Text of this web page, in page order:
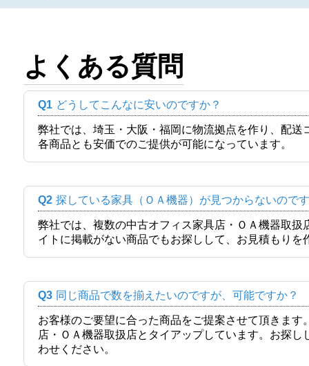
よくある質問
Q1 どうしてこんなに安いのですか？
弊社では、埼玉・大阪・福岡に物流拠点を作り、配
各商品とも安価でのご提供が可能になっています。
Q2 探している家具（ＯＡ機器）が見つからないので
弊社では、複数の中古オフィス家具店・ＯＡ機器取
イトに掲載がない商品でもお探しして、お見積もりを
Q3 同じ商品で数を揃えたいのですが、可能ですか？
お客様のご要望に合った商品をご提案させて頂きま
店・ＯＡ機器取扱店とタイアップしています。お探
わせください。